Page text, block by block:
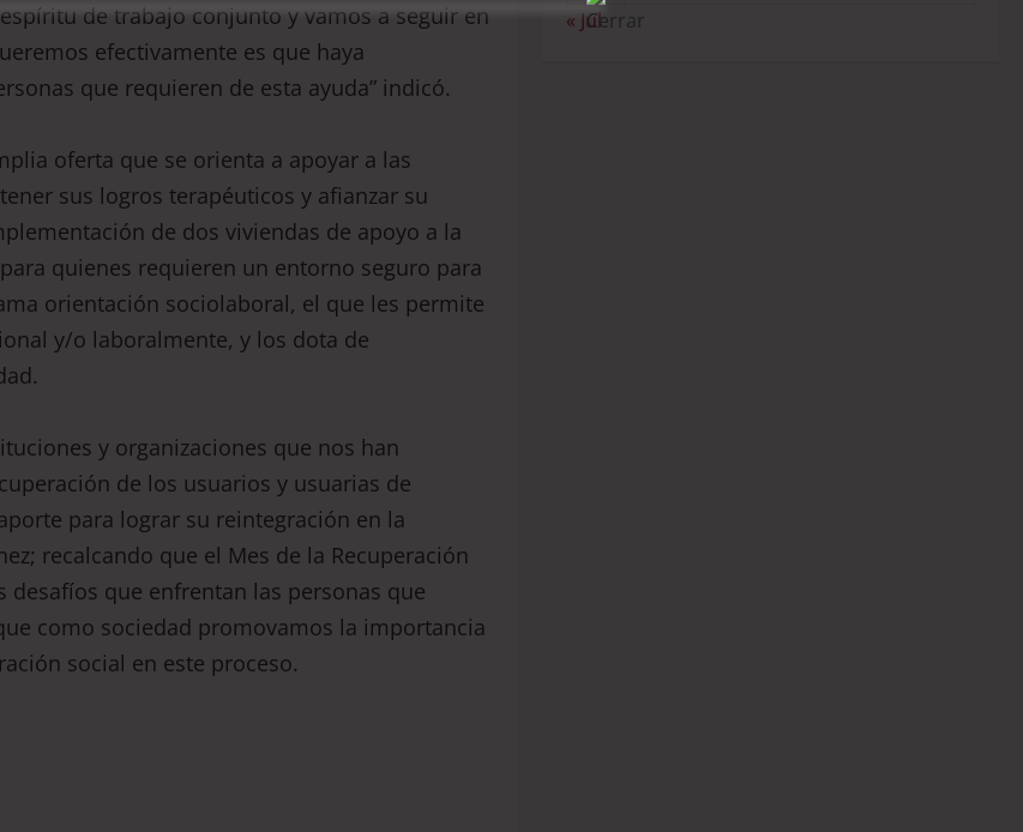
de trabajo conjunto y vamos a seguir en
efectivamente es que haya
que requieren de esta ayuda” indicó.
oferta que se orienta a apoyar a las
sus logros terapéuticos y afianzar su
de dos viviendas de apoyo a la
quienes requieren un entorno seguro para
orientación sociolaboral, el que les permite
y/o laboralmente, y los dota de
y organizaciones que nos han
de los usuarios y usuarias de
para lograr su reintegración en la
recalcando que el Mes de la Recuperación
que enfrentan las personas que
como sociedad promovamos la importancia
social en este proceso.
« Jul